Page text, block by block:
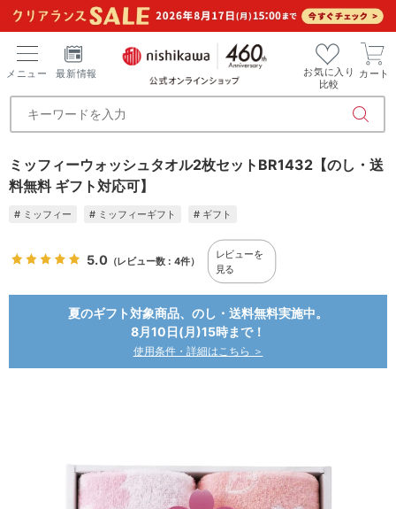
メニュー 最新情報
お気に入り
比較
カート
ミッフィーウォッシュタオル2枚セットBR1432【のし・送
料無料 ギフト対応可】
# ミッフィー # ミッフィーギフト # ギフト
5.0（レビュー数：4件）
レビューを
見る
夏のギフト対象商品、のし・送料無料実施中。
8月10日(月)15時まで！
使用条件・詳細はこちら ＞